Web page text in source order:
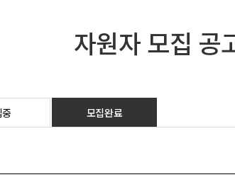
자원자 모집 공
중 모집완료